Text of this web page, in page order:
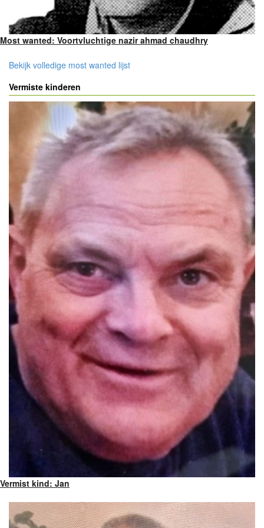
Most wanted: Voortvluchtige nazir ahmad chaudhry
Bekijk volledige most wanted lijst
Vermiste kinderen
Vermist kind: Jan